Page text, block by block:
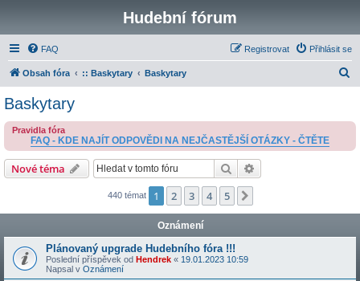
Hudební fórum
FAQ Přihlásit se
Registrovat
Obsah fóra :: Baskytary Baskytary
a
Baskytary
Pravidla fóra
FAQ - KDE NAJÍT ODPOVĚDI NA NEJČASTĚJŠÍ OTÁZKY - ČTĚTE
Nové téma Hledat
440 témat 1 2 3 4 5
Oznámení
Plánovaný upgrade Hudebního fóra !!!
Poslední příspěvek od Hendrek « 19.01.2023 10:59
Napsal v Oznámení